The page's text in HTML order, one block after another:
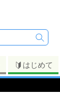
はじめて